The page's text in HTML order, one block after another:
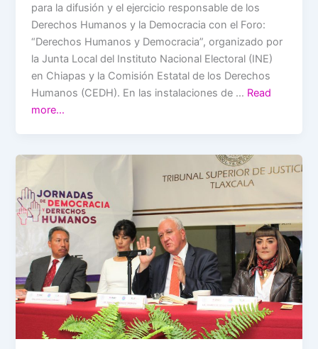
para la difusión y el ejercicio responsable de los
Derechos Humanos y la Democracia con el Foro:
“Derechos Humanos y Democracia”, organizado por
la Junta Local del Instituto Nacional Electoral (INE)
en Chiapas y la Comisión Estatal de los Derechos
Humanos (CEDH). En las instalaciones de … Read
more…